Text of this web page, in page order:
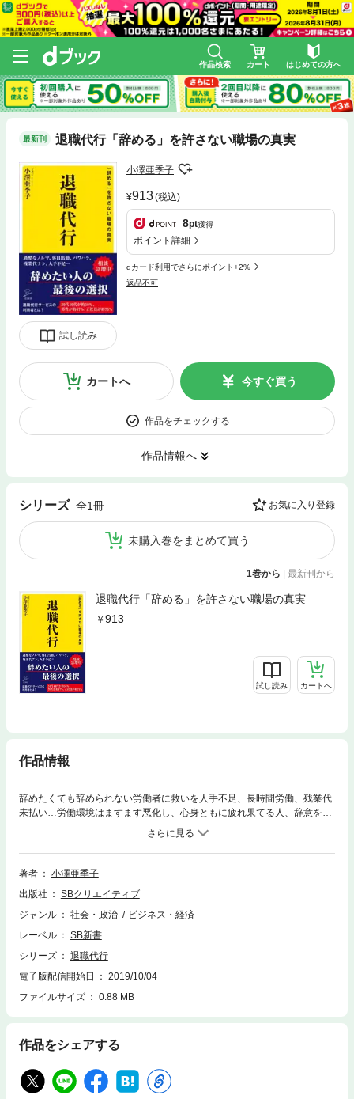
作品検索 カート はじめての方へ
最新刊 退職代行「辞める」を許さない職場の真実
試し読み
小澤亜季子
913(税込)
8pt獲得
ポイント詳細
dカード利用でさらにポイント+2%
返品不可
カートへ 今すぐ買う
作品をチェックする
作品情報へ
シリーズ 全1冊 お気に入り登録
未購入巻をまとめて買う
1巻から | 最新刊から
退職代行「辞める」を許さない職場の真実
913
試し読み カートへ
作品情報
辞めたくても辞められない労働者に救いを人手不足、長時間労働、残業代
未払い…労働環境はますます悪化し、心身ともに疲れ果てる人、辞意を伝
えても引き止めにあう人、さらなる過酷なハラスメントにあう人など「辞
める」を許さない職場が多い。働く人やその家族が健康を損なうこともあ
る。そんなときの最後の手段が「退職代行」である。どうすればスムーズ
に退職できるのか、退職するときには何に気をつけると無理なく次の職場
著者
小澤亜季子
出版社
SBクリエイティブ
ジャンル
社会・政治
ビジネス・経済
レーベル
SB新書
シリーズ
退職代行
電子版配信開始日
2019/10/04
ファイルサイズ
0.88 MB
作品をシェアする